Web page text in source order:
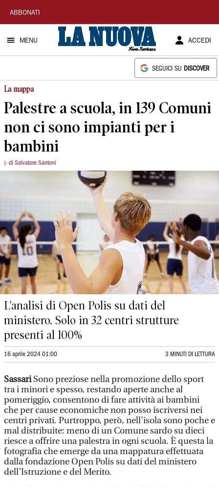
La
Nuova
Sardegna
ABBONATI
MENU ACCEDI
SEGUICI SU DISCOVER
La mappa
Palestre a scuola, in 139 Comuni
non ci sono impianti per i
bambini
di Salvatore Santoni
L’analisi di Open Polis su dati del
ministero. Solo in 32 centri strutture
presenti al 100%
16 aprile 2024 01:00 3 MINUTI DI LETTURA
SassariSono preziose nella promozione dello sport
tra i minori e spesso, restando aperte anche al
pomeriggio, consentono di fare attività ai bambini
che per cause economiche non posso iscriversi nei
centri privati. Purtroppo, però, nell’isola sono poche e
mal distribuite: meno di un Comune sardo su dieci
riesce a offrire una palestra in ogni scuola. È questa la
fotografia che emerge da una mappatura effettuata
dalla fondazione Open Polis su dati del ministero
dell’Istruzione e del Merito.